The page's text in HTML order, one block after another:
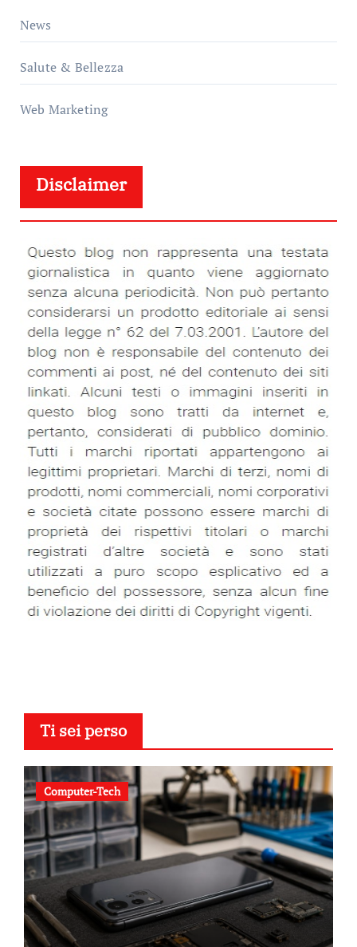
News
Salute & Bellezza
Web Marketing
Disclaimer
Ti sei perso
Computer-Tech